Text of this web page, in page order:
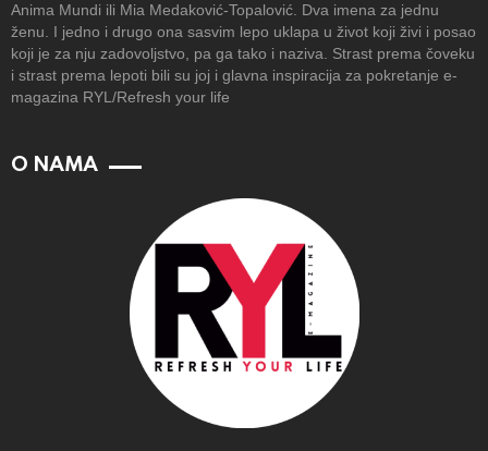
Anima Mundi ili Mia Medaković-Topalović. Dva imena za jednu
ženu. I jedno i drugo ona sasvim lepo uklapa u život koji živi i posao
koji je za nju zadovoljstvo, pa ga tako i naziva. Strast prema čoveku
i strast prema lepoti bili su joj i glavna inspiracija za pokretanje e-
magazina RYL/Refresh your life
O NAMA